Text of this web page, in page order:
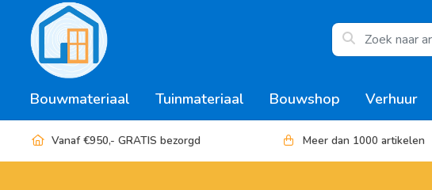
Bouwmateriaal Tuinmateriaal Bouwshop Verhuur
Vanaf €950,- GRATIS bezorgd Meer dan 1000 artikelen